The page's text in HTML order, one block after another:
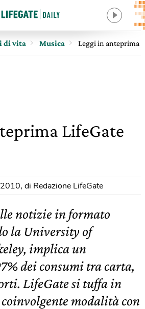
di vita Musica Leggi in anteprima
LifeGate
, di Redazione LifeGate
notizie in formato
la University of
implica un
dei consumi tra carta,
LifeGate si tuffa in
modalità con